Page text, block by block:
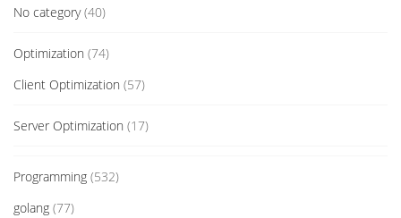
No category(40)
Optimization (74)
Client Optimization (57)
Server Optimization (17)
Programming (532)
golang (77)